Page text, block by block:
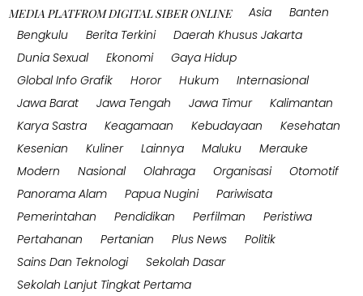
MEDIA PLATFROM DIGITAL SIBER ONLINE Asia
Banten
Bengkulu
Berita Terkini
Daerah Khusus Jakarta
Dunia Sexual
Ekonomi
Gaya Hidup
Global Info Grafik
Horor Hukum
Internasional
Jawa Barat
Jawa Tengah Jawa Timur
Kalimantan
Karya Sastra
Keagamaan Kebudayaan
Kesehatan
Kesenian
Kuliner Lainnya Maluku
Merauke
Modern
Nasional Olahraga Organisasi
Otomotif
Panorama Alam
Papua Nugini
Pariwisata
Pemerintahan
Pendidikan Perfilman
Peristiwa
Pertahanan
Pertanian Plus News
Politik
Sains Dan Teknologi
Sekolah Dasar
Sekolah Lanjut Tingkat Pertama